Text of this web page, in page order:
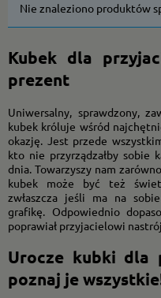
Nie znaleziono produktów
Kubek dla
prezent
Uniwersalny, sprawdzony,
kubek króluje wśród
okazję. Jest przede
kto nie przyrządzałby sobie
dnia. Towarzyszy nam
kubek może być też
zwłaszcza jeśli ma na
grafikę. Odpowiednio
poprawiał przyjacielowi
Urocze kubki dla
poznaj je